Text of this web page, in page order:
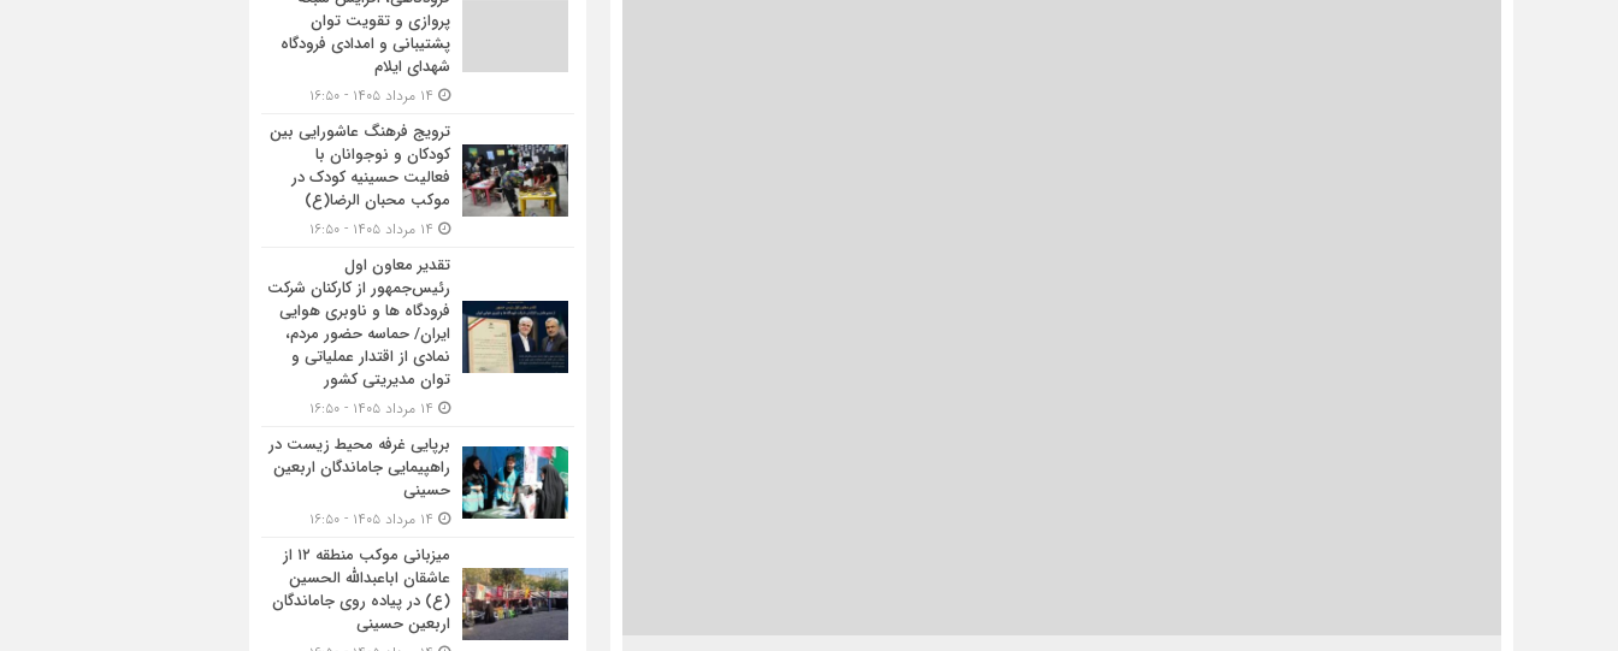
پروازی و تقویت توان
پشتیبانی و امدادی فرودگاه
شهدای ایلام
ترویج فرهنگ عاشورایی بین
کودکان و نوجوانان با
فعالیت حسینیه کودک در
موکب محبان الرضا(ع)
تقدیر معاون اول
رئیس‌جمهور از کارکنان شرکت
فرودگاه ها و ناوبری هوایی
ایران/ حماسه حضور مردم،
نمادی از اقتدار عملیاتی و
توان مدیریتی کشور
برپایی غرفه محیط زیست در
راهپیمایی جاماندگان اربعین
حسینی
میزبانی موکب منطقه ۱۲ از
عاشقان اباعبدالله الحسین
(ع) در پیاده روی جاماندگان
اربعین حسینی